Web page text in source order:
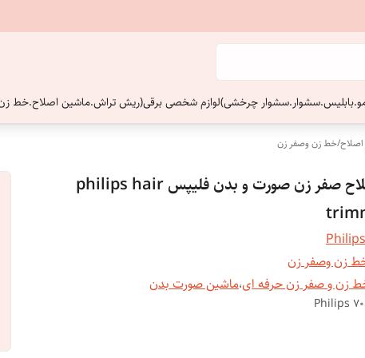
چرخشی)لوازم شخصی برقی(ریش تراش.ماشین اصلاح.خط
/خط زن وصفر زن
ماشین اصلاح صفر زن صورت و بدن فلیپس philips hair
زن وصفر زن
زن و صفر زن حرفه ای،ماشین صورت بدن
Philips